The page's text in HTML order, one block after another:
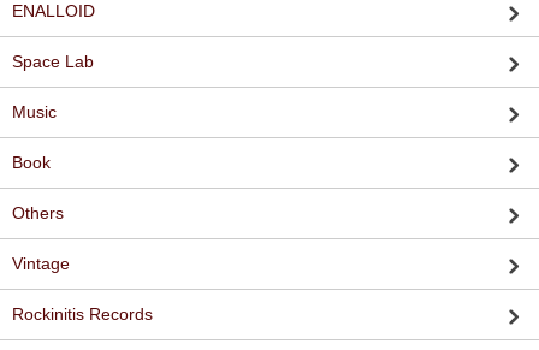
ENALLOID
Space Lab
Music
Book
Others
Vintage
Rockinitis Records